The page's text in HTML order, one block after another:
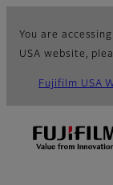
You are
USA website,
Fujifilm USA